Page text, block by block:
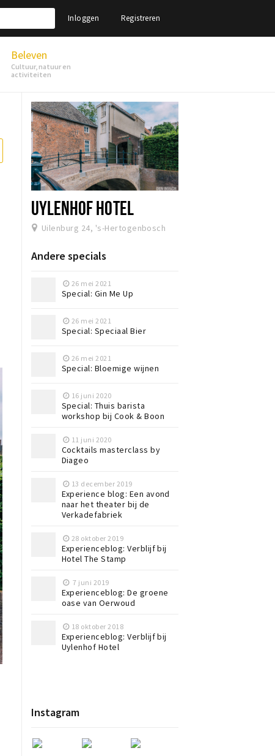
Inloggen Registreren
Beleven
Cultuur, natuur en
activiteiten
UYLENHOF HOTEL
Uilenburg 24, 's-Hertogenbosch
Andere specials
26 mei 2021
Special: Gin Me Up
26 mei 2021
Special: Speciaal Bier
26 mei 2021
Special: Bloemige wijnen
16 juni 2020
Special: Thuis barista
workshop bij Cook & Boon
11 juni 2020
Cocktails masterclass by
Diageo
13 december 2019
Experience blog: Een avond
naar het theater bij de
Verkadefabriek
28 oktober 2019
Experienceblog: Verblijf bij
Hotel The Stamp
7 juni 2019
Experienceblog: De groene
oase van Oerwoud
18 oktober 2018
Experienceblog: Verblijf bij
Uylenhof Hotel
Instagram